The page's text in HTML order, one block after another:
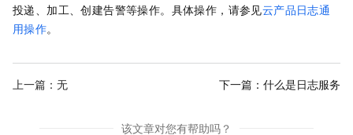
投递、加工、创建告警等操作。具体操作，请参见云产品日志通
用操作。
上一篇：无 下一篇： 什么是日志服务
该文章对您有帮助吗？